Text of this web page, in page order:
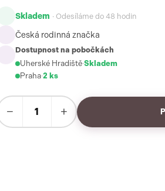
Skladem · Odesíláme do 48 hodin
Česká rodinná značka
Dostupnost na pobočkách
Uherské Hradiště·Skladem
Praha·2 ks
− +